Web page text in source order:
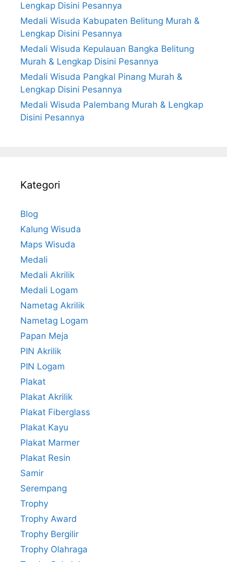
Lengkap Disini Pesannya
Medali Wisuda Kabupaten Belitung Murah &
Lengkap Disini Pesannya
Medali Wisuda Kepulauan Bangka Belitung
Murah & Lengkap Disini Pesannya
Medali Wisuda Pangkal Pinang Murah &
Lengkap Disini Pesannya
Medali Wisuda Palembang Murah & Lengkap
Disini Pesannya
Kategori
Blog
Kalung Wisuda
Maps Wisuda
Medali
Medali Akrilik
Medali Logam
Nametag Akrilik
Nametag Logam
Papan Meja
PIN Akrilik
PIN Logam
Plakat
Plakat Akrilik
Plakat Fiberglass
Plakat Kayu
Plakat Marmer
Plakat Resin
Samir
Serempang
Trophy
Trophy Award
Trophy Bergilir
Trophy Olahraga